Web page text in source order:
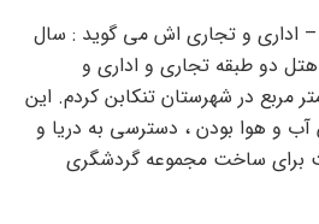
اداری و تجاری اش می گوید : سال
هتل دو طبقه تجاری و اداری و
متراژ 34 هزار متر مربع در شهرستان تنکابن کردم. این
و هوا بودن ، دسترسی به دریا و
برای ساخت مجموعه گردشگری